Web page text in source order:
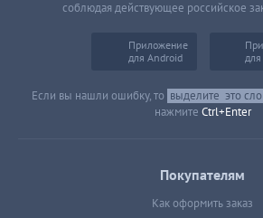
соблюдая действующее российское
Приложение
для Android
для
Если вы нашли ошибку, то выделите это
нажмите Ctrl+Enter
Покупателям
Как оформить заказ